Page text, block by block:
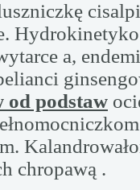
a,
od podstaw
chropawą .